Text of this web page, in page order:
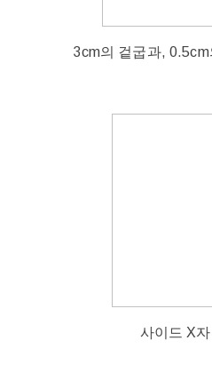
3cm의 겉굽과, 0.5cm
사이드 X